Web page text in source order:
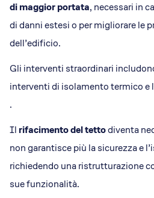
di maggior portata, necessari in
di danni estesi o per migliorare le
dell’edificio.
Gli interventi straordinari
interventi di isolamento termico
.
Il rifacimento del tettodiventa
non garantisce più la sicurezza e
richiedendo una ristrutturazione
sue funzionalità.